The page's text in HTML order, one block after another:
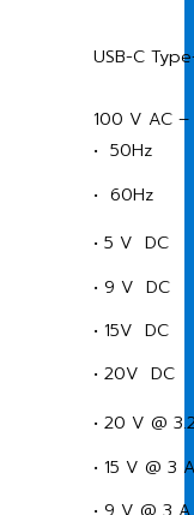
USB-C
100 V AC
• 50Hz
• 60Hz
• 5 V DC
• 9 V DC
• 15V DC
• 20V DC
• 20 V @
• 15 V @ 3